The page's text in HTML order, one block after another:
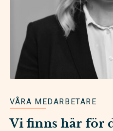
VÅRA MEDARBETARE
Vi finns här för